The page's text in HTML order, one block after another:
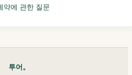
약에 관한 질문
투어。